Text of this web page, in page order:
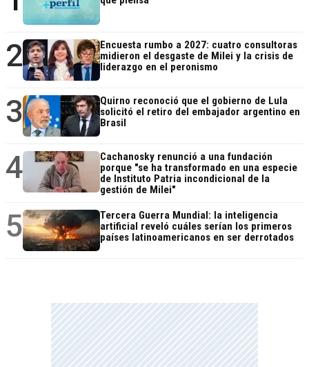
2
Encuesta rumbo a 2027: cuatro consultoras
midieron el desgaste de Milei y la crisis de
liderazgo en el peronismo
3
Quirno reconoció que el gobierno de Lula
solicitó el retiro del embajador argentino en
Brasil
4
Cachanosky renunció a una fundación
porque "se ha transformado en una especie
de Instituto Patria incondicional de la
gestión de Milei"
5
Tercera Guerra Mundial: la inteligencia
artificial reveló cuáles serían los primeros
países latinoamericanos en ser derrotados